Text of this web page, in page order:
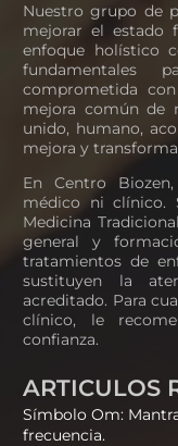
Nuestro grupo de
mejorar el estado
enfoque holístico
fundamentales
comprometida
mejora común de
unido, humano,
mejora y
En Centro
médico ni clínico.
Medicina
general y
tratamientos de
sustituyen la
acreditado. Para
clínico, le
confianza.
ARTICULOS
Símbolo Om:
frecuencia.